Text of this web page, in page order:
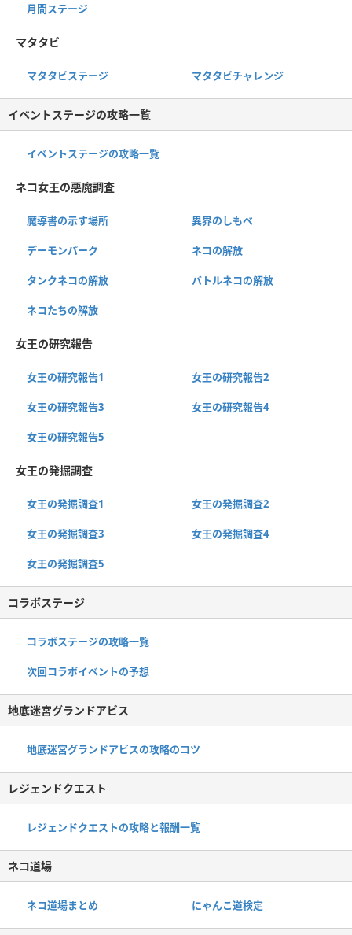
月間ステージ
マタタビ
マタタビステージ マタタビチャレンジ
イベントステージの攻略一覧
イベントステージの攻略一覧
ネコ女王の悪魔調査
魔導書の示す場所 異界のしもべ
デーモンパーク ネコの解放
タンクネコの解放 バトルネコの解放
ネコたちの解放
女王の研究報告
女王の研究報告1 女王の研究報告2
女王の研究報告3 女王の研究報告4
女王の研究報告5
女王の発掘調査
女王の発掘調査1 女王の発掘調査2
女王の発掘調査3 女王の発掘調査4
女王の発掘調査5
コラボステージ
コラボステージの攻略一覧
次回コラボイベントの予想
地底迷宮グランドアビス
地底迷宮グランドアビスの攻略のコツ
レジェンドクエスト
レジェンドクエストの攻略と報酬一覧
ネコ道場
ネコ道場まとめ にゃんこ道検定